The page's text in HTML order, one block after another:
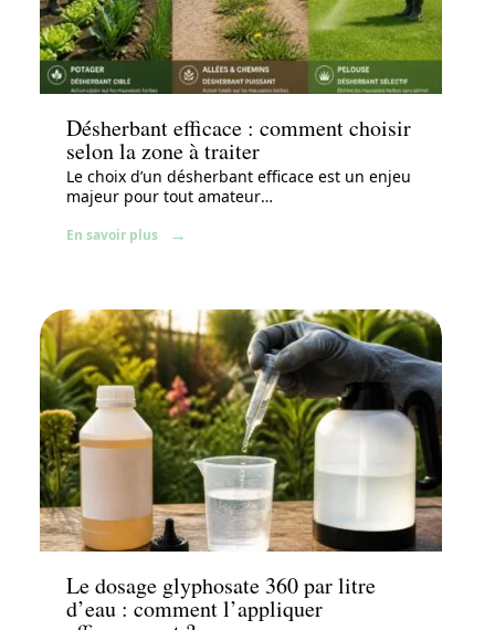
Jardin
Désherbant efficace : comment choisir
selon la zone à traiter
Le choix d’un désherbant efficace est un enjeu
majeur pour tout amateur…
En savoir plus
Équipement
Le dosage glyphosate 360 par litre
d’eau : comment l’appliquer